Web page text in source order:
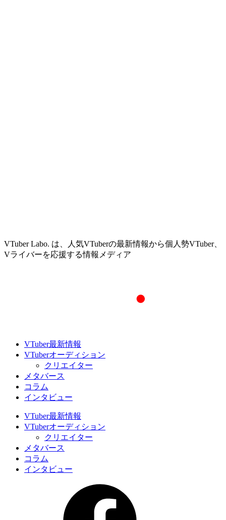
VTuber Labo. は、人気VTuberの最新情報から個人勢VTuber、
Vライバーを応援する情報メディア
VTuber最新情報
VTuberオーディション
クリエイター
メタバース
コラム
インタビュー
VTuber最新情報
VTuberオーディション
クリエイター
メタバース
コラム
インタビュー